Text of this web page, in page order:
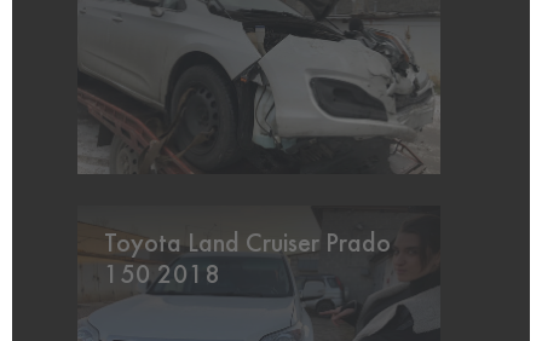
Toyota Land Cruiser Prado
150 2018